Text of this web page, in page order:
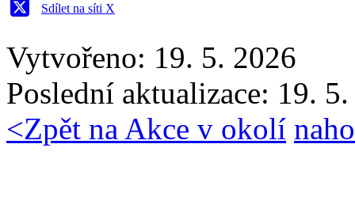
Sdílet na síti X
Vytvořeno: 19. 5. 2026
Poslední aktualizace: 19.
<Zpět na Akce v okolí